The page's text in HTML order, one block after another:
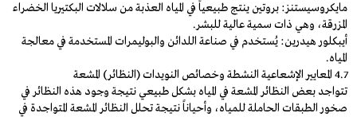
مايكروسيستنز: بروتين ينتج طبيعياً في المياه العذبة من سلالات البكتيريا الخضراء
المزرقة، وهي ذات سمية عالية للبشر.
أيبكلور هيدرين: يُستخدم في صناعة اللدائن والبوليمرات المستخدمة في معالجة
المياه.
4.7 المعايير الإشعاعية النشطة وخصائص النويدات (النظائر) المشعة
تتواجد بعض النظائر المشعة في المياه بشكل طبيعي نتيجة وجود هذه النظائر في
صخور الطبقات الحاملة للمياه، وأحياناً نتيجة تحلل النظائر المشعة المتواجدة في